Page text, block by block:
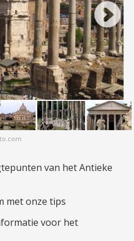
van het Antieke
met onze tips
voor het